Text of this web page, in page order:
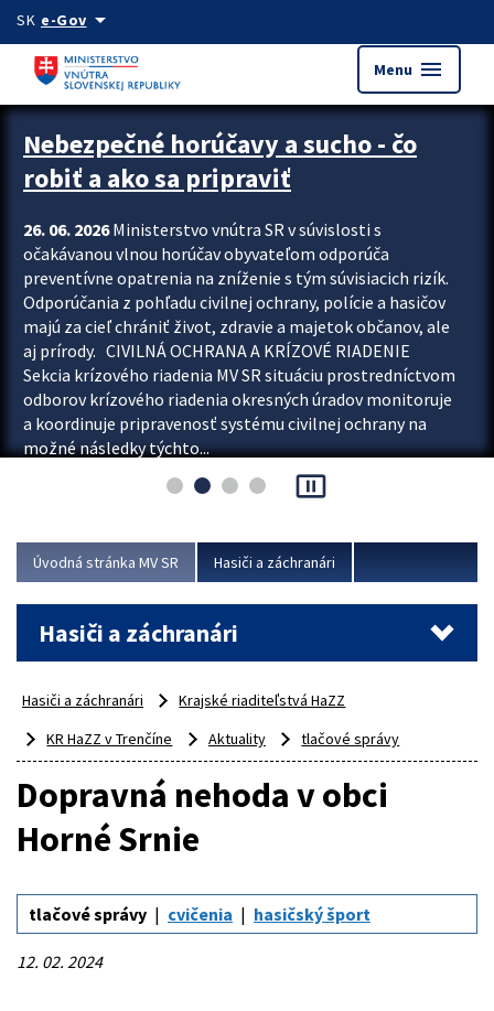
Preskocit na hlavný obsah
SK e-Govarrow_drop_down
Menu menu
Zastavit automatický posun upútavok
Nebezpečné horúčavy a sucho - čo
robiť a ako sa pripraviť
26. 06. 2026Ministerstvo vnútra SR v súvislosti s
očakávanou vlnou horúčav obyvateľom odporúča
preventívne opatrenia na zníženie s tým súvisiacich rizík.
Odporúčania z pohľadu civilnej ochrany, polície a hasičov
majú za cieľ chrániť život, zdravie a majetok občanov, ale
aj prírody. CIVILNÁ OCHRANA A KRÍZOVÉ RIADENIE
Sekcia krízového riadenia MV SR situáciu prostredníctvom
odborov krízového riadenia okresných úradov monitoruje
a koordinuje pripravenosť systému civilnej ochrany na
možné následky týchto...
pause_presentation
Úvodná stránka MV SR Hasiči a záchranári
Hasiči a záchranári
Hasiči a záchranári
Krajské riaditeľstvá HaZZ
KR HaZZ v Trenčíne
Aktuality tlačové správy
Dopravná nehoda v obci
Horné Srnie
tlačové správy cvičenia hasičský šport
12. 02. 2024